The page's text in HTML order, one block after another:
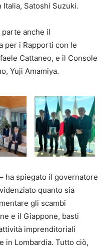
Italia, Satoshi Suzuki.
parte anche il
per i Rapporti con le
Cattaneo, e il Console
Yuji Amamiya.
ha spiegato il governatore
quanto sia
gli scambi
e il Giappone, basti
imprenditoriali
in Lombardia. Tutto ciò,